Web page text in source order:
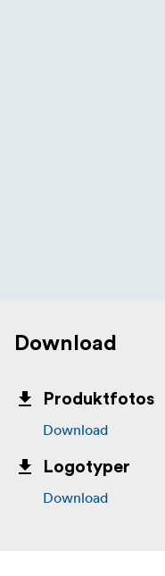
Download
Produktfotos
Download
Logotyper
Download